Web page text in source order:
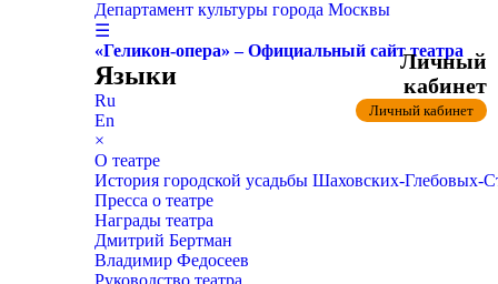
Департамент культуры города Москвы
☰
«Геликон-опера» – Официальный сайт театра
Языки
Ru
En
×
О театре
История городской усадьбы Шаховских-
Пресса о театре
Награды театра
Дмитрий Бертман
Владимир Федосеев
Руководство театра
Личный
кабинет
Личный кабинет